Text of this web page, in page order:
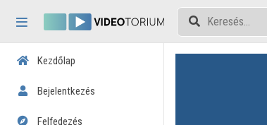
Tartalom kihagyása
Kezdőlap
Bejelentkezés
Felfedezés